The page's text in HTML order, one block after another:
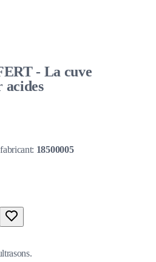
- La cuve
acides
18500005